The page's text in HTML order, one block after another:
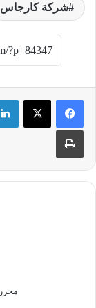
شركة كارجاس
طباعة